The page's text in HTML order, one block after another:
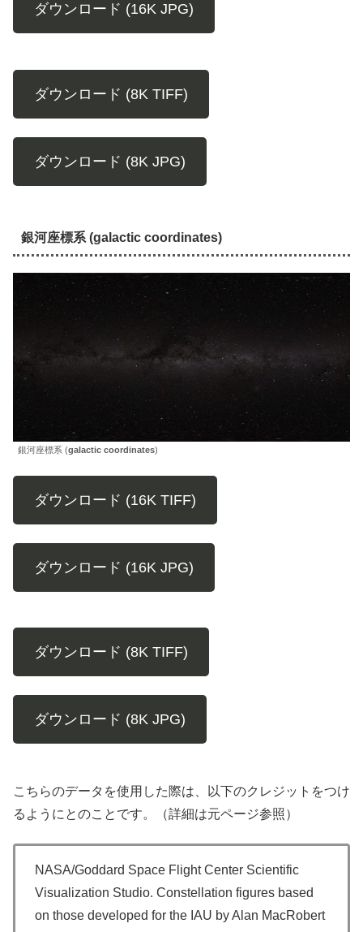
ダウンロード (16K JPG)
ダウンロード (8K TIFF)
ダウンロード (8K JPG)
銀河座標系 (galactic coordinates)
銀河座標系 (galactic coordinates)
ダウンロード (16K TIFF)
ダウンロード (16K JPG)
ダウンロード (8K TIFF)
ダウンロード (8K JPG)
こちらのデータを使用した際は、以下のクレジットをつけ
るようにとのことです。（詳細は元ページ参照）
NASA/Goddard Space Flight Center Scientific
Visualization Studio. Constellation figures based
on those developed for the IAU by Alan MacRobert